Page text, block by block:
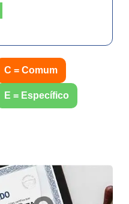
h.
C = Comum
E = Específico